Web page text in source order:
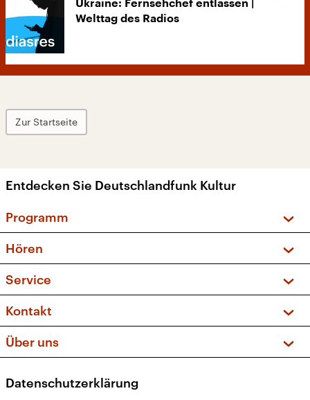
Ukraine: Fernsehchef entlassen |
Welttag des Radios
Zur Startseite
Entdecken Sie Deutschlandfunk Kultur
Programm
Sendungen und Podcasts
Musikliste
Kakadu – Das Kinderprogramm
Hören
Frequenzen (UKW + DAB+)
Service
FAQ
Apps
Newsletter
Veranstaltungen
Kontakt
Social Media
Über uns
Presse
Datenschutzerklärung